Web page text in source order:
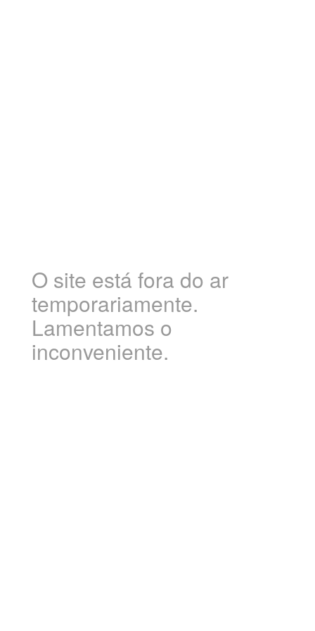
O site está fora do ar
temporariamente.
Lamentamos o
inconveniente.